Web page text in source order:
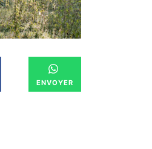
ENVOYER